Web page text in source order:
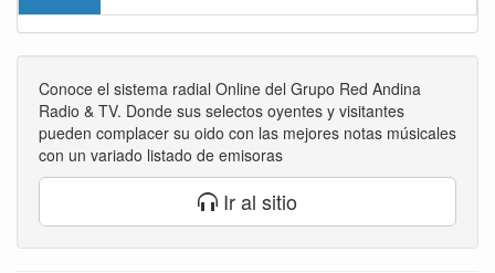
Conoce el sistema radial Online del Grupo Red Andina
Radio & TV. Donde sus selectos oyentes y visitantes
pueden complacer su oido con las mejores notas músicales
con un variado listado de emisoras
Ir al sitio